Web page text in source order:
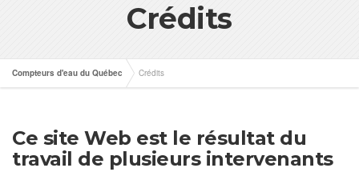
Crédits
Compteurs d'eau du Québec Crédits
Ce site Web est le résultat du
travail de plusieurs intervenants